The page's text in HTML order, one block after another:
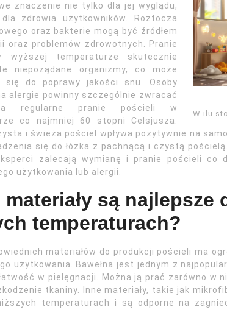
W ilu
znaczenie nie tylko dla jej wyglądu,
zdrowia użytkowników. Roztocza
oraz bakterie mogą być źródłem
oraz problemów zdrowotnych. Pranie
wyższej temperaturze skutecznie
niepożądane organizmy, co może
się do poprawy jakości snu. Osoby
alergie powinny szczególnie zwracać
regularne pranie pościeli w
co najmniej 60 stopni Celsjusza.
i świeża pościel wpływa pozytywnie na
się do łóżka z pachnącą i czystą
zalecają wymianę i pranie pościeli co
użytkowania lub alergii.
materiały są najlepsze
temperaturach?
materiałów do produkcji pościeli ma
użytkowania. Bawełna jest jednym z
w pielęgnacji. Można ją prać zarówno w
tkaniny. Inne materiały, takie jak
temperaturach i są odporne na